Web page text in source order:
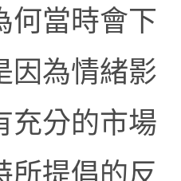
何當時會下
因為情緒影
充分的市場